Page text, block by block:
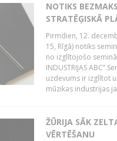
NOTIKS
STRATĒĢISKĀ
Pirmdien, 12.
15, Rīgā) notiks
no izglītojošo
INDUSTRIJAS
uzdevums ir izglītot
mūzikas industrijas
ŽŪRIJA SĀK
VĒRTĒŠANU